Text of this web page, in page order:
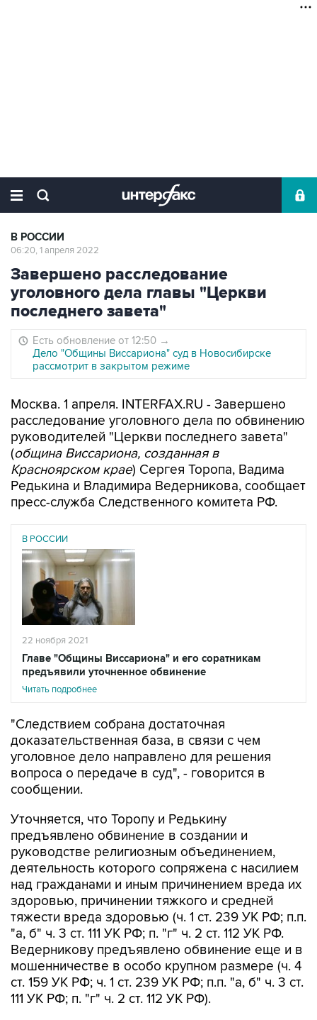
В РОССИИ
06:20, 1 апреля 2022
Завершено расследование
уголовного дела главы "Церкви
последнего завета"
Есть обновление от 12:50 →
Дело "Общины Виссариона" суд в Новосибирске
рассмотрит в закрытом режиме
Москва. 1 апреля. INTERFAX.RU - Завершено
расследование уголовного дела по обвинению
руководителей "Церкви последнего завета"
(община Виссариона, созданная в
Красноярском крае) Сергея Торопа, Вадима
Редькина и Владимира Ведерникова, сообщает
пресс-служба Следственного комитета РФ.
В РОССИИ
22 ноября 2021
Главе "Общины Виссариона" и его соратникам
предъявили уточненное обвинение
Читать подробнее
"Следствием собрана достаточная
доказательственная база, в связи с чем
уголовное дело направлено для решения
вопроса о передаче в суд", - говорится в
сообщении.
Уточняется, что Торопу и Редькину
предъявлено обвинение в создании и
руководстве религиозным объединением,
деятельность которого сопряжена с насилием
над гражданами и иным причинением вреда их
здоровью, причинении тяжкого и средней
тяжести вреда здоровью (ч. 1 ст. 239 УК РФ; п.п.
"а, б" ч. 3 ст. 111 УК РФ; п. "г" ч. 2 ст. 112 УК РФ.
Ведерникову предъявлено обвинение еще и в
мошенничестве в особо крупном размере (ч. 4
ст. 159 УК РФ; ч. 1 ст. 239 УК РФ; п.п. "а, б" ч. 3 ст.
111 УК РФ; п. "г" ч. 2 ст. 112 УК РФ).